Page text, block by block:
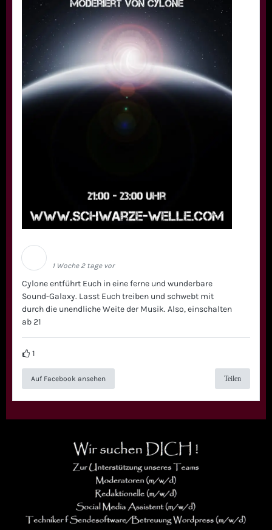
1 Woche 2 tage vor
Cylone entführt Euch in eine ferne und wunderbare
Sound-Galaxy. Lasst Euch treiben und schwebt mit
durch die unendliche Weite der Musik. Also, einschalten
ab 21
1
Auf Facebook ansehen Teilen